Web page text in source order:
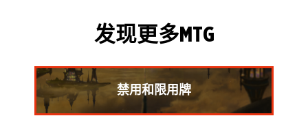
发现更多MTG
禁用和限用牌